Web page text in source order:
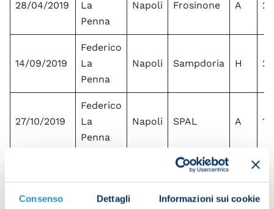
Consenso Dettagli Informazioni sui cookie
28/04/2019
La
Penna
Napoli Frosinone A 2
14/09/2019
Federico
La
Penna
Napoli Sampdoria H 2
27/10/2019
Federico
La
Penna
Napoli SPAL A 1
Penna